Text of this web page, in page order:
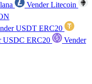
Vender Litecoin
USDT ERC20
USDC ERC20
Vender